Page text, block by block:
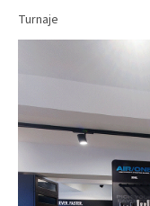
Turnaje